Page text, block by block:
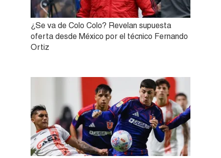
¿Se va de Colo Colo? Revelan supuesta
oferta desde México por el técnico Fernando
Ortiz